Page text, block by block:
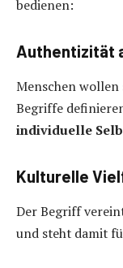
bedienen:
Authentizität
Menschen
Begriffe
individuelle
Kulturelle
Der Begriff
und steht damit